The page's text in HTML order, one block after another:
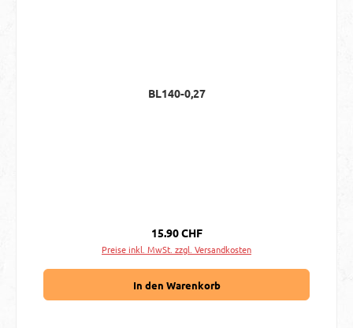
BL140-0,27
Regulärer Preis:
15.90 CHF
Preise inkl. MwSt. zzgl. Versandkosten
In den Warenkorb